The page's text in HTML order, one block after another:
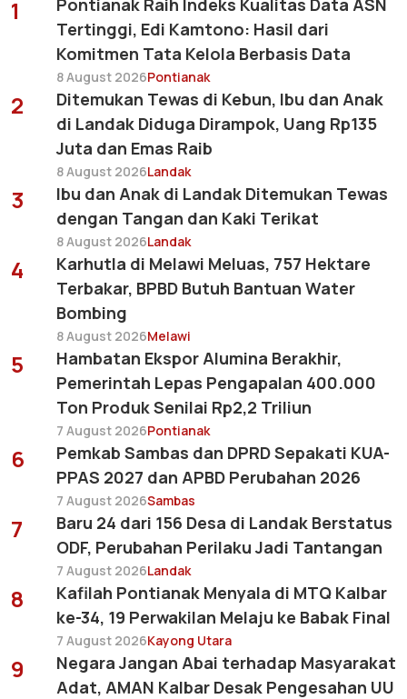
1
Pontianak Raih Indeks Kualitas Data ASN
Tertinggi, Edi Kamtono: Hasil dari
Komitmen Tata Kelola Berbasis Data
8 August 2026Pontianak
2
Ditemukan Tewas di Kebun, Ibu dan Anak
di Landak Diduga Dirampok, Uang Rp135
Juta dan Emas Raib
8 August 2026Landak
3
Ibu dan Anak di Landak Ditemukan Tewas
dengan Tangan dan Kaki Terikat
8 August 2026Landak
4
Karhutla di Melawi Meluas, 757 Hektare
Terbakar, BPBD Butuh Bantuan Water
Bombing
8 August 2026Melawi
5
Hambatan Ekspor Alumina Berakhir,
Pemerintah Lepas Pengapalan 400.000
Ton Produk Senilai Rp2,2 Triliun
7 August 2026Pontianak
6
Pemkab Sambas dan DPRD Sepakati KUA-
PPAS 2027 dan APBD Perubahan 2026
7 August 2026Sambas
7
Baru 24 dari 156 Desa di Landak Berstatus
ODF, Perubahan Perilaku Jadi Tantangan
7 August 2026Landak
8
Kafilah Pontianak Menyala di MTQ Kalbar
ke-34, 19 Perwakilan Melaju ke Babak Final
7 August 2026Kayong Utara
9
Negara Jangan Abai terhadap Masyarakat
Adat, AMAN Kalbar Desak Pengesahan UU